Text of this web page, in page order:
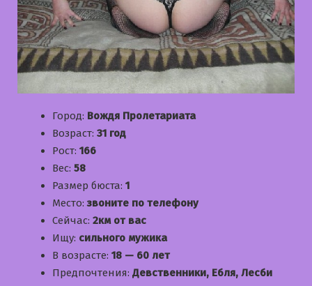
Город: Вождя Пролетариата
Возраст: 31 год
Рост: 166
Вес: 58
Размер бюста: 1
Место:звоните по телефону
Сейчас: 2км от вас
Ищу: сильного мужика
В возрасте: 18 — 60 лет
Предпочтения: Девственники, Ебля, Лесби